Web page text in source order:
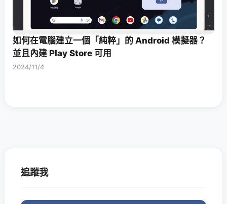
如何在電腦建立一個「純粹」的 Android 模擬器？
並且內建 Play Store 可用
2024/11/4
追蹤我